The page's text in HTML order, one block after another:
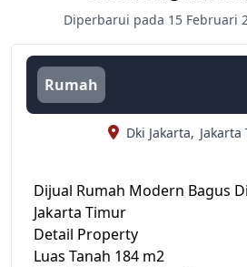
Diperbarui pada 15 Februari
Rumah
Dki Jakarta, Jakarta
Dijual Rumah Modern Bagus
Jakarta Timur
Detail Property
Luas Tanah 184 m2